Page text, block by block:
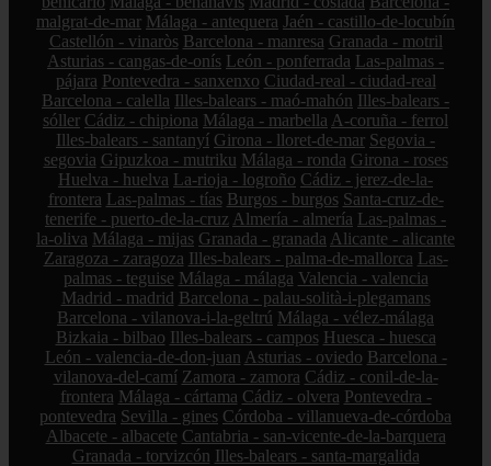
malgrat-de-mar Málaga - antequera Jaén - castillo-de-locubín
Castellón - vinaròs Barcelona - manresa Granada - motril
Asturias - cangas-de-onís León - ponferrada Las-palmas -
pájara Pontevedra - sanxenxo Ciudad-real - ciudad-real
Barcelona - calella Illes-balears - maó-mahón Illes-balears -
sóller Cádiz - chipiona Málaga - marbella A-coruña - ferrol
Illes-balears - santanyí Girona - lloret-de-mar Segovia -
segovia Gipuzkoa - mutriku Málaga - ronda Girona - roses
Huelva - huelva La-rioja - logroño Cádiz - jerez-de-la-
frontera Las-palmas - tías Burgos - burgos Santa-cruz-de-
tenerife - puerto-de-la-cruz Almería - almería Las-palmas -
la-oliva Málaga - mijas Granada - granada Alicante - alicante
Zaragoza - zaragoza Illes-balears - palma-de-mallorca Las-
palmas - teguise Málaga - málaga Valencia - valencia
Madrid - madrid Barcelona - palau-solità-i-plegamans
Barcelona - vilanova-i-la-geltrú Málaga - vélez-málaga
Bizkaia - bilbao Illes-balears - campos Huesca - huesca
León - valencia-de-don-juan Asturias - oviedo Barcelona -
vilanova-del-camí Zamora - zamora Cádiz - conil-de-la-
frontera Málaga - cártama Cádiz - olvera Pontevedra -
pontevedra Sevilla - gines Córdoba - villanueva-de-córdoba
Albacete - albacete Cantabria - san-vicente-de-la-barquera
Granada - torvizcón Illes-balears - santa-margalida